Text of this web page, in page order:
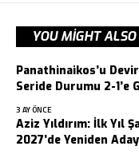
YOU MIGHT
Panathinaikos’u
Seride Durumu 2-1’e
3 AY ÖNCE
Aziz Yıldırım: İlk Yıl
2027’de Yeniden